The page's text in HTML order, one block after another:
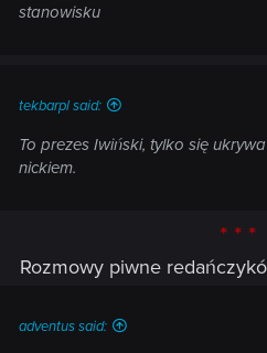
stanowisku
tekbarpl said:
To prezes Iwiński, tylko się
nickiem.
* * *
Rozmowy piwne
adventus said: